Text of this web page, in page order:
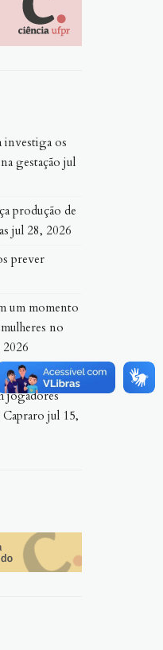
investiga os
gestação jul
produção de
jul 28, 2026
prever
um momento
no
‘estilo
jogadores
jul 15,